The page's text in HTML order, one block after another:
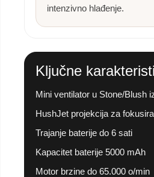
intenzivno hlađenje.
Ključne
Mini ventilator u Stone/Blush
HushJet projekcija za
Trajanje baterije do 6 sati
Kapacitet baterije 5000 mAh
Motor brzine do 65.000 o/min